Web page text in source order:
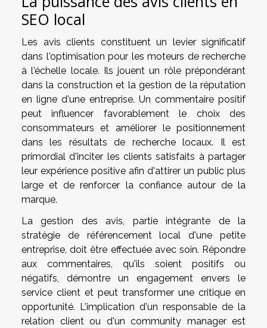
SEO local
Les avis clients constituent un levier significatif
dans l'optimisation pour les moteurs de recherche
à l'échelle locale. Ils jouent un rôle prépondérant
dans la construction et la gestion de la réputation
en ligne d'une entreprise. Un commentaire positif
peut influencer favorablement le choix des
consommateurs et améliorer le positionnement
dans les résultats de recherche locaux. Il est
primordial d'inciter les clients satisfaits à partager
leur expérience positive afin d'attirer un public plus
large et de renforcer la confiance autour de la
marque.
La gestion des avis, partie intégrante de la
stratégie de référencement local d'une petite
entreprise, doit être effectuée avec soin. Répondre
aux commentaires, qu'ils soient positifs ou
négatifs, démontre un engagement envers le
service client et peut transformer une critique en
opportunité. L'implication d'un responsable de la
relation client ou d'un community manager est